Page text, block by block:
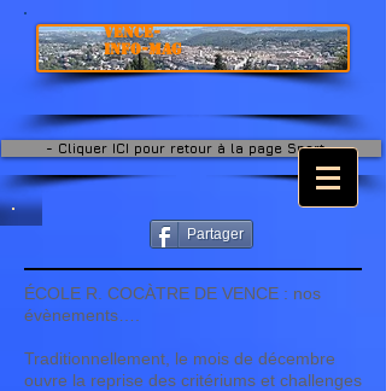
VENCE-
INFO-MAG
- Cliquer ICI pour retour à la page Sport -
Partager
ÉCOLE R. COCÀTRE DE VENCE : nos
évènements….
Traditionnellement, le mois de décembre
ouvre la reprise des critériums et challenges